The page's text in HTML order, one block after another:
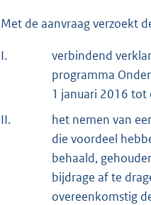
Met de aanvraag verzoekt
I.
verbindend
programma
1 januari 2016 tot
II.
het nemen van
die voordeel
behaald,
bijdrage af te
overeenkomstig